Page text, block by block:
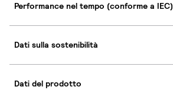
Performance nel tempo (conforme a IEC)
Dati sulla sostenibilità
Dati del prodotto